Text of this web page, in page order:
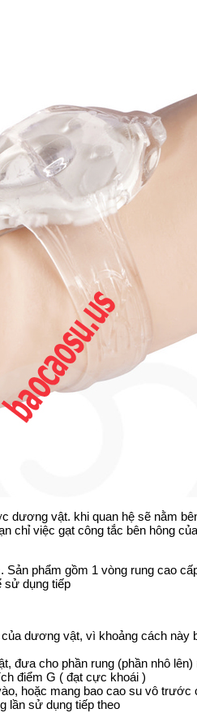
dương vật. khi quan hệ sẽ nằm
chỉ việc gạt công tắc bên hông
Sản phẩm gồm 1 vòng rung cao
sử dụng tiếp
dương vật, vì khoảng cách này
đưa cho phần rung (phần nhô lên)
điểm G ( đạt cực khoái )
hoặc mang bao cao su vô trước
lần sử dụng tiếp theo